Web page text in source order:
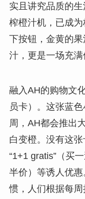
实且讲究品质的
榨橙汁机，已成
下按钮，金黄的
汁，更是一场充满
融入AH的购物文
员卡）。这张蓝
周，AH都会推出
白变橙。没有这
“1+1 gratis”（买
半价）等诱人优
惯，人们根据每